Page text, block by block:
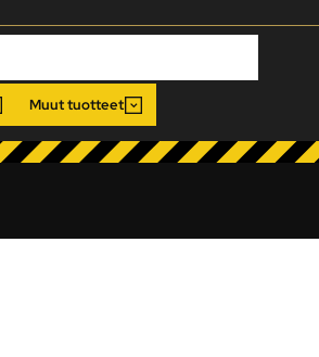
Muut tuotteet